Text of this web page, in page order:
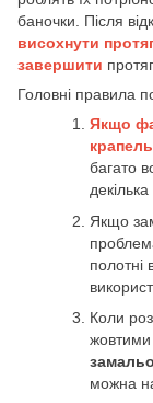
баночки. Після
висохнути
завершити
Головні правила
Якщо
багато
Якщо
полотні
Коли
жовтими
можна